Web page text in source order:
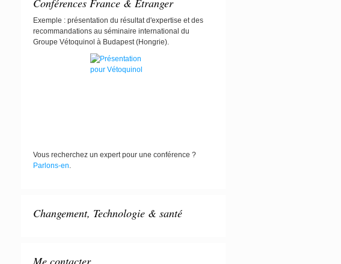
Conférences France & Etranger
Exemple : présentation du résultat d'expertise et des
recommandations au séminaire international du
Groupe Vétoquinol à Budapest (Hongrie).
Vous recherchez un expert pour une conférence ?
Parlons-en.
Changement, Technologie & santé
Me contacter